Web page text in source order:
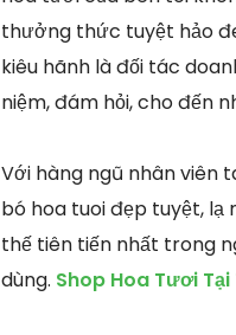
thưởng thức tuyệt hảo
kiêu hãnh là đối tác
niệm, đám hỏi, cho đến
Với hàng ngũ nhân viên
bó hoa tuoi đẹp tuyệt, lạ
thế tiên tiến nhất trong
dùng. Shop Hoa Tươi